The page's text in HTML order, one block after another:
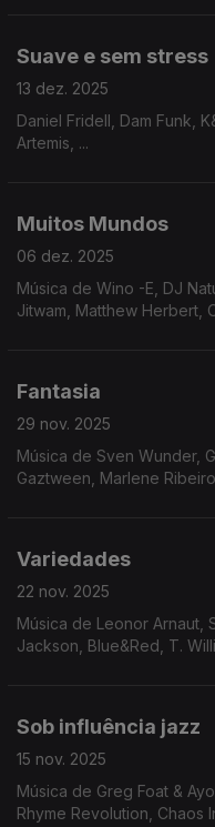
Suave e sem stress
13 dez. 2025
Daniel Fridell, Dam Funk,
Artemis, ...
Muitos Mundos
06 dez. 2025
Música de Wino -E, DJ
Jitwam, Matthew Herbert,
Fantasia
29 nov. 2025
Música de Sven Wunder,
Gaztween, Marlene
Variedades
22 nov. 2025
Música de Leonor Arnaut,
Jackson, Blue&Red, T.
Sob influência jazz
15 nov. 2025
Música de Greg Foat &
Rhyme Revolution, Chaos